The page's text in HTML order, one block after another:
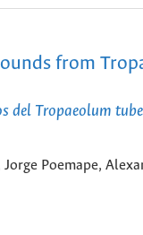
from
del Tropaeolum
Poemape,